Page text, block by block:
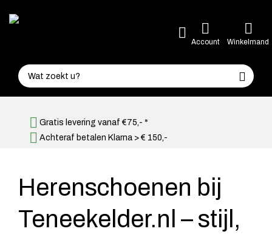
Account Winkelmand
Gratis levering vanaf €75,- *
Achteraf betalen Klarna > € 150,-
Herenschoenen bij
Teneekelder.nl – stijl,